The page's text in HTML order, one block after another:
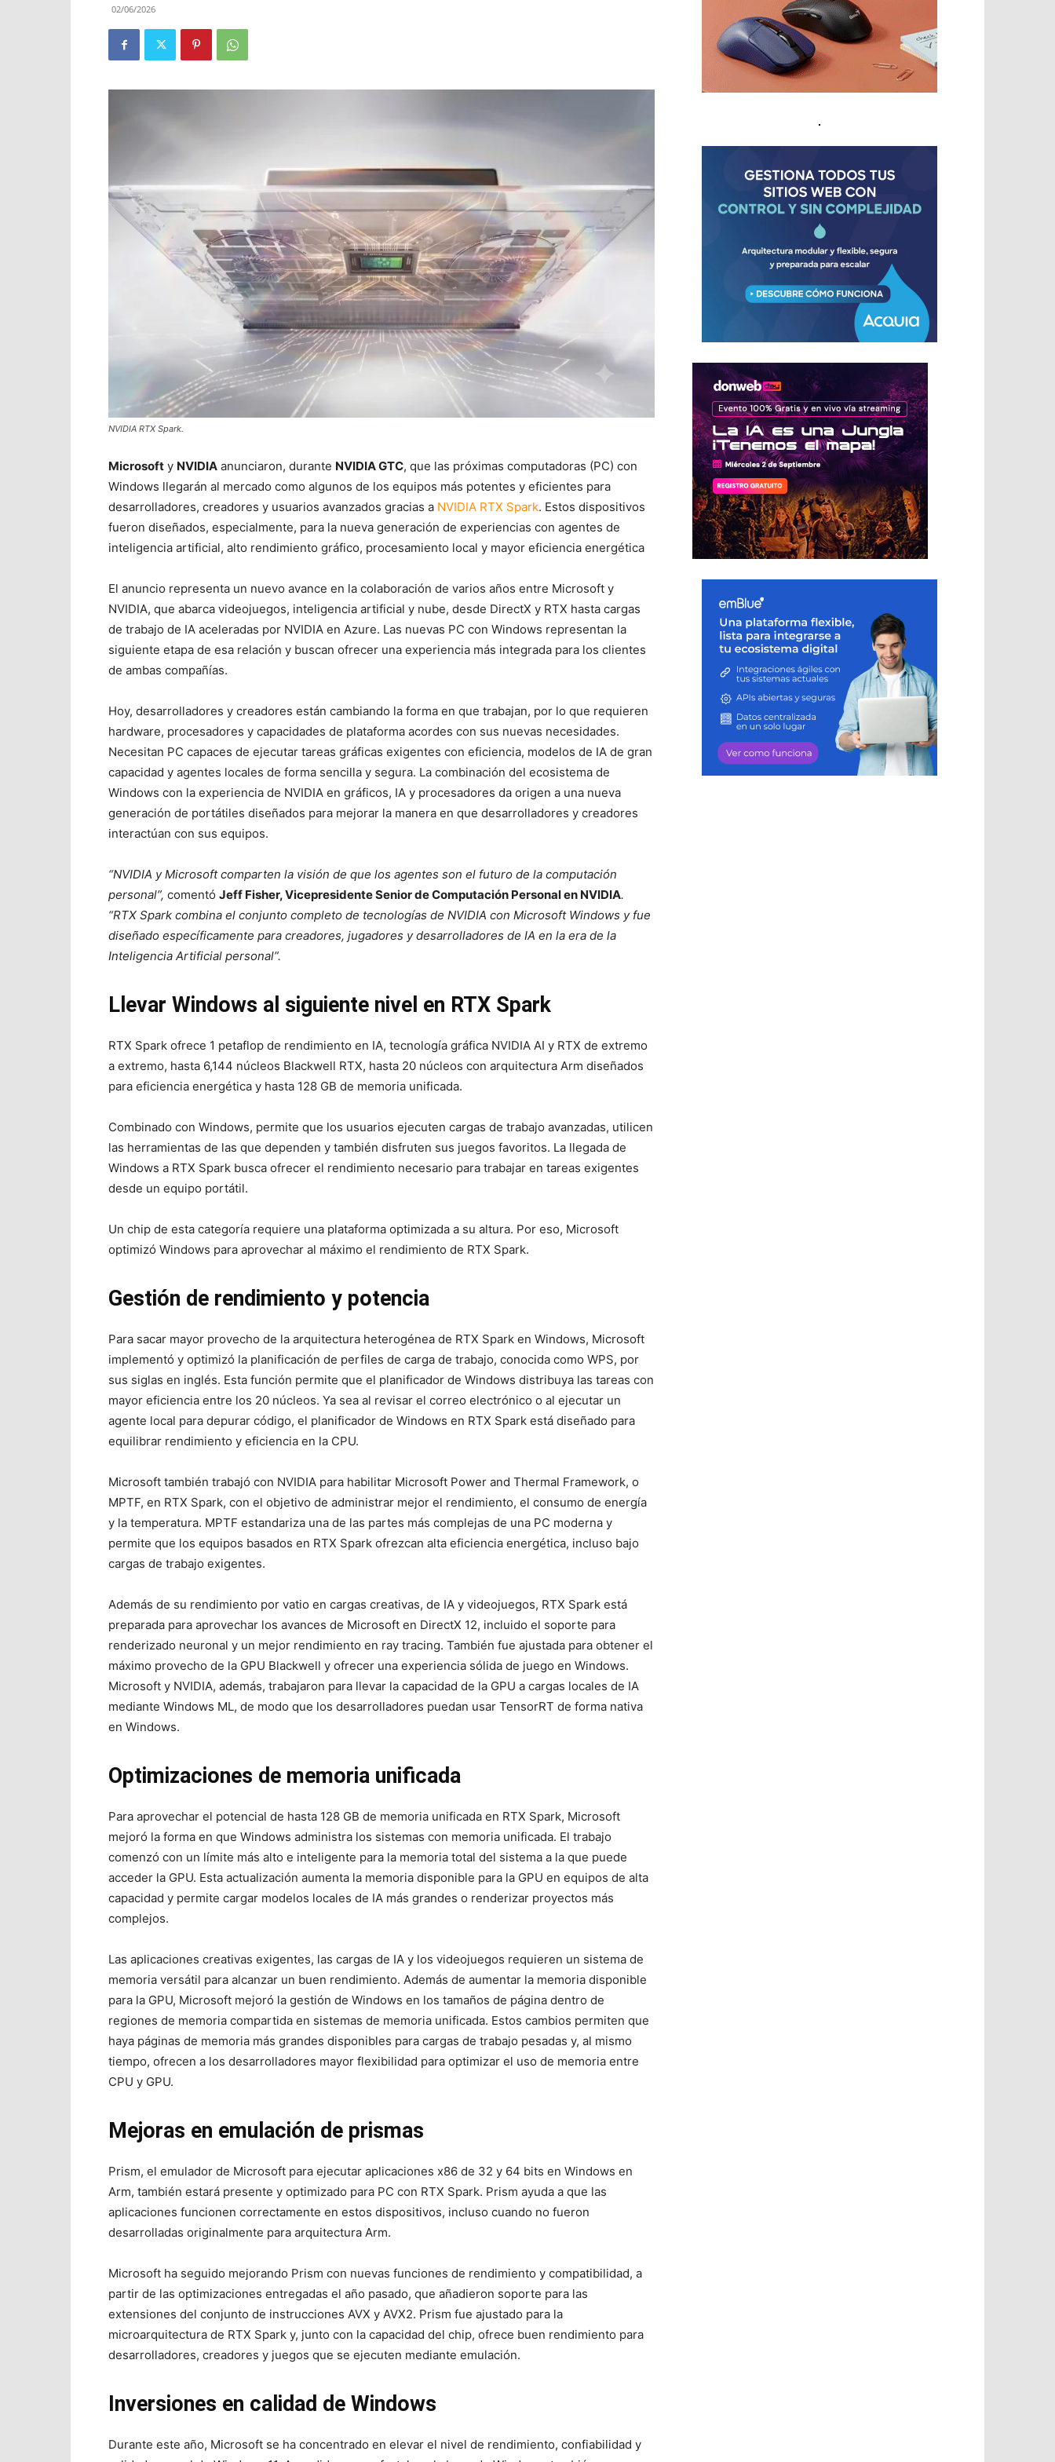
02/06/2026
NVIDIA RTX Spark.
Microsoft y NVIDIA anunciaron, durante NVIDIA GTC, que las próximas computadoras (PC) con
Windows llegarán al mercado como algunos de los equipos más potentes y eficientes para
desarrolladores, creadores y usuarios avanzados gracias a NVIDIA RTX Spark. Estos dispositivos
fueron diseñados, especialmente, para la nueva generación de experiencias con agentes de
inteligencia artificial, alto rendimiento gráfico, procesamiento local y mayor eficiencia energética
El anuncio representa un nuevo avance en la colaboración de varios años entre Microsoft y
NVIDIA, que abarca videojuegos, inteligencia artificial y nube, desde DirectX y RTX hasta cargas
de trabajo de IA aceleradas por NVIDIA en Azure. Las nuevas PC con Windows representan la
siguiente etapa de esa relación y buscan ofrecer una experiencia más integrada para los clientes
de ambas compañías.
Hoy, desarrolladores y creadores están cambiando la forma en que trabajan, por lo que requieren
hardware, procesadores y capacidades de plataforma acordes con sus nuevas necesidades.
Necesitan PC capaces de ejecutar tareas gráficas exigentes con eficiencia, modelos de IA de gran
capacidad y agentes locales de forma sencilla y segura. La combinación del ecosistema de
Windows con la experiencia de NVIDIA en gráficos, IA y procesadores da origen a una nueva
generación de portátiles diseñados para mejorar la manera en que desarrolladores y creadores
interactúan con sus equipos.
“NVIDIA y Microsoft comparten la visión de que los agentes son el futuro de la computación
personal”, comentó Jeff Fisher, Vicepresidente Senior de Computación Personal en NVIDIA.
“RTX Spark combina el conjunto completo de tecnologías de NVIDIA con Microsoft Windows y fue
diseñado específicamente para creadores, jugadores y desarrolladores de IA en la era de la
Inteligencia Artificial personal”.
Llevar Windows al siguiente nivel en RTX Spark
RTX Spark ofrece 1 petaflop de rendimiento en IA, tecnología gráfica NVIDIA AI y RTX de extremo
a extremo, hasta 6,144 núcleos Blackwell RTX, hasta 20 núcleos con arquitectura Arm diseñados
para eficiencia energética y hasta 128 GB de memoria unificada.
Combinado con Windows, permite que los usuarios ejecuten cargas de trabajo avanzadas, utilicen
las herramientas de las que dependen y también disfruten sus juegos favoritos. La llegada de
Windows a RTX Spark busca ofrecer el rendimiento necesario para trabajar en tareas exigentes
desde un equipo portátil.
Un chip de esta categoría requiere una plataforma optimizada a su altura. Por eso, Microsoft
optimizó Windows para aprovechar al máximo el rendimiento de RTX Spark.
Gestión de rendimiento y potencia
Para sacar mayor provecho de la arquitectura heterogénea de RTX Spark en Windows, Microsoft
implementó y optimizó la planificación de perfiles de carga de trabajo, conocida como WPS, por
sus siglas en inglés. Esta función permite que el planificador de Windows distribuya las tareas con
mayor eficiencia entre los 20 núcleos. Ya sea al revisar el correo electrónico o al ejecutar un
agente local para depurar código, el planificador de Windows en RTX Spark está diseñado para
equilibrar rendimiento y eficiencia en la CPU.
Microsoft también trabajó con NVIDIA para habilitar Microsoft Power and Thermal Framework, o
MPTF, en RTX Spark, con el objetivo de administrar mejor el rendimiento, el consumo de energía
y la temperatura. MPTF estandariza una de las partes más complejas de una PC moderna y
permite que los equipos basados en RTX Spark ofrezcan alta eficiencia energética, incluso bajo
cargas de trabajo exigentes.
Además de su rendimiento por vatio en cargas creativas, de IA y videojuegos, RTX Spark está
preparada para aprovechar los avances de Microsoft en DirectX 12, incluido el soporte para
renderizado neuronal y un mejor rendimiento en ray tracing. También fue ajustada para obtener el
máximo provecho de la GPU Blackwell y ofrecer una experiencia sólida de juego en Windows.
Microsoft y NVIDIA, además, trabajaron para llevar la capacidad de la GPU a cargas locales de IA
mediante Windows ML, de modo que los desarrolladores puedan usar TensorRT de forma nativa
en Windows.
Optimizaciones de memoria unificada
Para aprovechar el potencial de hasta 128 GB de memoria unificada en RTX Spark, Microsoft
mejoró la forma en que Windows administra los sistemas con memoria unificada. El trabajo
comenzó con un límite más alto e inteligente para la memoria total del sistema a la que puede
acceder la GPU. Esta actualización aumenta la memoria disponible para la GPU en equipos de alta
capacidad y permite cargar modelos locales de IA más grandes o renderizar proyectos más
complejos.
Las aplicaciones creativas exigentes, las cargas de IA y los videojuegos requieren un sistema de
memoria versátil para alcanzar un buen rendimiento. Además de aumentar la memoria disponible
para la GPU, Microsoft mejoró la gestión de Windows en los tamaños de página dentro de
regiones de memoria compartida en sistemas de memoria unificada. Estos cambios permiten que
haya páginas de memoria más grandes disponibles para cargas de trabajo pesadas y, al mismo
tiempo, ofrecen a los desarrolladores mayor flexibilidad para optimizar el uso de memoria entre
CPU y GPU.
Mejoras en emulación de prismas
Prism, el emulador de Microsoft para ejecutar aplicaciones x86 de 32 y 64 bits en Windows en
Arm, también estará presente y optimizado para PC con RTX Spark. Prism ayuda a que las
aplicaciones funcionen correctamente en estos dispositivos, incluso cuando no fueron
desarrolladas originalmente para arquitectura Arm.
Microsoft ha seguido mejorando Prism con nuevas funciones de rendimiento y compatibilidad, a
partir de las optimizaciones entregadas el año pasado, que añadieron soporte para las
extensiones del conjunto de instrucciones AVX y AVX2. Prism fue ajustado para la
microarquitectura de RTX Spark y, junto con la capacidad del chip, ofrece buen rendimiento para
desarrolladores, creadores y juegos que se ejecuten mediante emulación.
Inversiones en calidad de Windows
Durante este año, Microsoft se ha concentrado en elevar el nivel de rendimiento, confiabilidad y